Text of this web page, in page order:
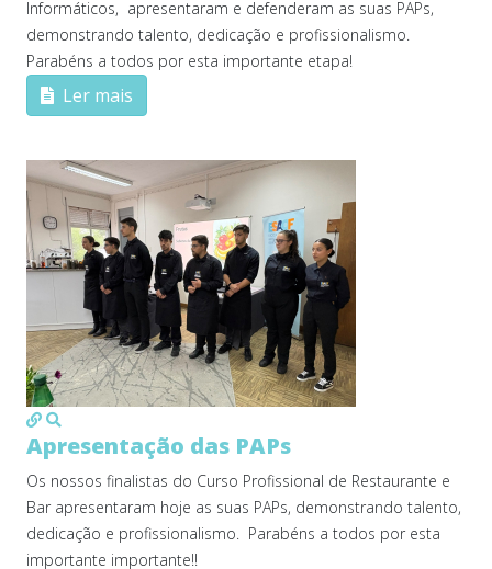
Informáticos, apresentaram e defenderam as suas PAPs,
demonstrando talento, dedicação e profissionalismo.
Parabéns a todos por esta importante etapa!
Ler mais
MOD_JTCS_VIEW_ARTICLE_LINK
Apresentação das PAPs
Os nossos finalistas do Curso Profissional de Restaurante e
Bar apresentaram hoje as suas PAPs, demonstrando talento,
dedicação e profissionalismo. Parabéns a todos por esta
importante importante!!